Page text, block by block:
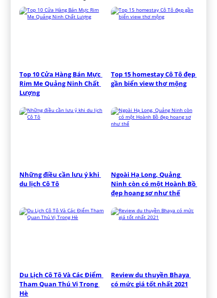
Top 10 Cửa Hàng Bán Mực
Rim Me Quảng Ninh Chất
Lượng
Top 15 homestay Cô Tô đẹp
gần biển view thơ mộng
Những điều cần lưu ý khi
du lịch Cô Tô
Ngoài Hạ Long, Quảng
Ninh còn có một Hoành Bồ
đẹp hoang sơ như thế
Du Lịch Cô Tô Và Các Điểm
Tham Quan Thú Vị Trong
Hè
Review du thuyền Bhaya
có mức giá tốt nhất 2021